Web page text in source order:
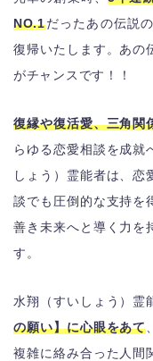
NO.1だったあの伝説
復帰いたします。あの
がチャンスです！！
復縁や復活愛、三角関
らゆる恋愛相談を成就
しょう）霊能者は、恋
談でも圧倒的な支持を
善き未来へと導く力を
す。
水翔（すいしょう）霊
の願い】に心眼をあて
複雑に絡み合った人間